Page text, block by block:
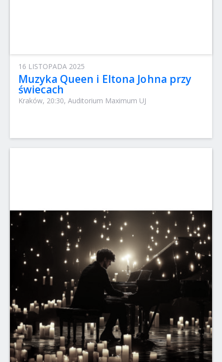
16 LISTOPADA 2025
Muzyka Queen i Eltona Johna przy
świecach
Kraków, 20:30, Auditorium Maximum UJ